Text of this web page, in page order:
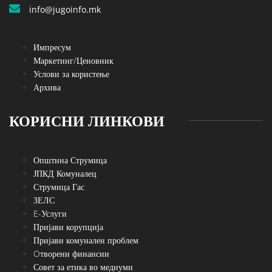
info@jugoinfo.mk
Импресум
Маркетинг/Ценовник
Услови за користење
Архива
КОРИСНИ ЛИНКОВИ
Општина Струмица
ЈПКД Комуналец
Струмица Гас
ЗЕЛС
E-Услуги
Пријави корупција
Пријави комунален проблем
Oтворени финансии
Совет за етика во медиуми